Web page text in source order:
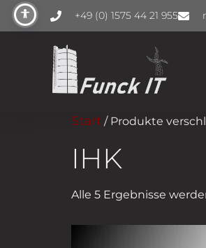
+49 (0) 1575 44 21 955
Start / Produkte
IHK
Alle 5 Ergebnisse